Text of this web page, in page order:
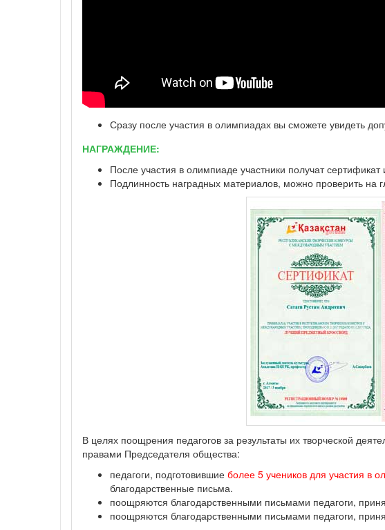
Сразу после участия в олимпиадах вы сможете увидеть
НАГРАЖДЕНИЕ:
После участия в олимпиаде участники получат
Подлинность наградных материалов, можно проверить на
В целях поощрения педагогов за результаты их творческой
правами Председателя общества:
педагоги, подготовившие более 5 учеников для участия в
благодарственные письма.
поощряются благодарственными письмами педагоги,
поощряются благодарственными письмами педагоги,